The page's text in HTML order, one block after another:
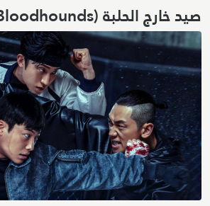
صيد خارج الحلبة (Bloodhounds) - الموسم 2
Image